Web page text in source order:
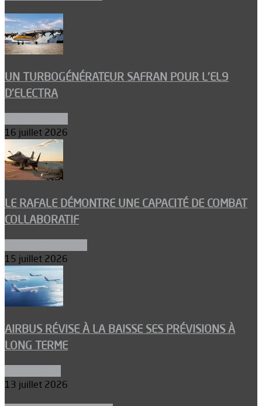
UN TURBOGÉNÉRATEUR SAFRAN POUR L’EL9
D’ELECTRA
16 juillet 2026
LE RAFALE DÉMONTRE UNE CAPACITÉ DE COMBAT
COLLABORATIF
15 juillet 2026
AIRBUS RÉVISE À LA BAISSE SES PRÉVISIONS À
LONG TERME
13 juillet 2026